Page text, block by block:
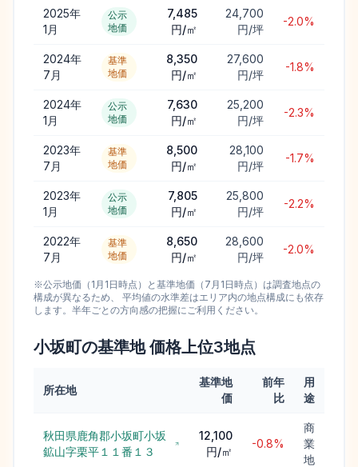
2025年
1月
公示
地価
7,485
円/㎡
24,700
円/坪
-2.0%
2024年
7月
基準
地価
8,350
円/㎡
27,600
円/坪
-1.8%
2024年
1月
公示
地価
7,630
円/㎡
25,200
円/坪
-2.3%
2023年
7月
基準
地価
8,500
円/㎡
28,100
円/坪
-1.7%
2023年
1月
公示
地価
7,805
円/㎡
25,800
円/坪
-2.2%
2022年
7月
基準
地価
8,650
円/㎡
28,600
円/坪
-2.0%
※公示地価（1月1日時点）と基準地価（7月1日時点）は調査地点の
構成が異なるため、 平均値の水準差はエリア内の地点構成にも依存
します。半年ごとの方向感の把握にご利用ください。
小坂町の基準地 価格上位3地点
所在地
基準地
価
前年
比
用
途
秋田県鹿角郡小坂町小坂
鉱山字栗平１１番１３
12,100
円/㎡
-0.8%
商
業
地